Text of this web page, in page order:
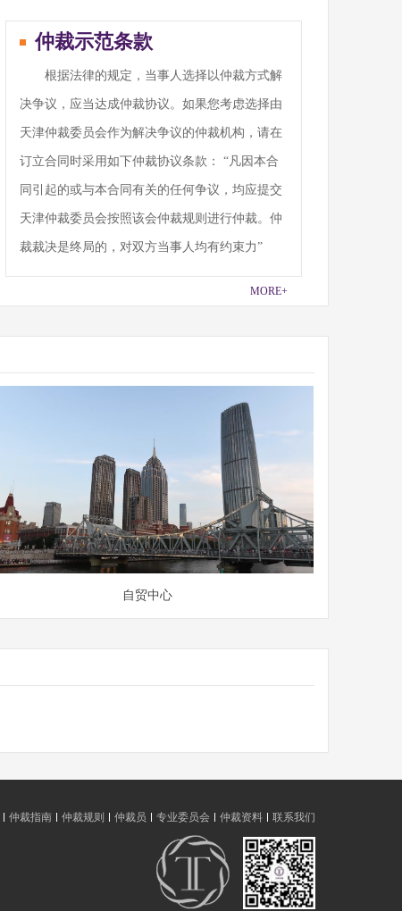
仲裁示范条款
根据法律的规定，当事人选择以仲裁方式解
决争议，应当达成仲裁协议。如果您考虑选择由
天津仲裁委员会作为解决争议的仲裁机构，请在
订立合同时采用如下仲裁协议条款： “凡因本合
同引起的或与本合同有关的任何争议，均应提交
天津仲裁委员会按照该会仲裁规则进行仲裁。仲
裁裁决是终局的，对双方当事人均有约束力”
MORE+
自贸中心
仲裁指南 仲裁规则 仲裁员 专业委员会 仲裁资料 联系我们